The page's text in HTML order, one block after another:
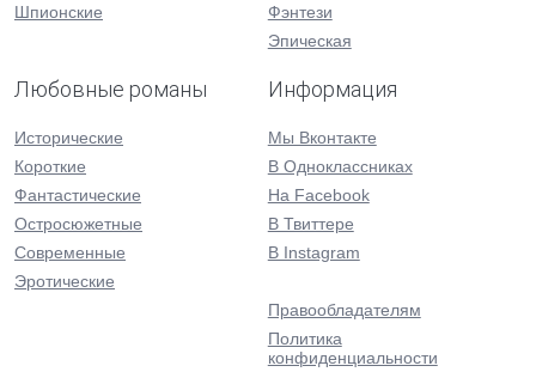
Шпионские
Фэнтези
Эпическая
Любовные романы
Исторические
Короткие
Фантастические
Остросюжетные
Современные
Эротические
Информация
Мы Вконтакте
В Одноклассниках
На Facebook
В Твиттере
В Instagram
Правообладателям
Политика
конфиденциальности